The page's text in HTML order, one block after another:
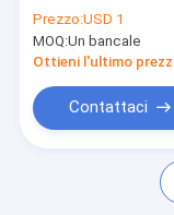
Richieda una
VR
cavo di
P250GH sull'ANSI
B16.5 150lb -
Prezzo:USD 1
MOQ:Un bancale
Ottieni l'ultimo
Contattaci